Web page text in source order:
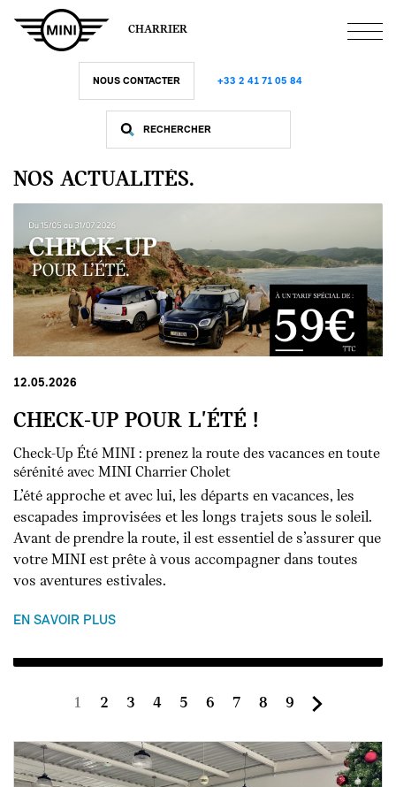
contenu
CHARRIER
NOUS CONTACTER +33 2 41 71 05 84
NOS ACTUALITÉS.
12.05.2026
CHECK-UP POUR L'ÉTÉ !
Check-Up Été MINI : prenez la route des vacances en toute
sérénité avec MINI Charrier Cholet
L’été approche et avec lui, les départs en vacances, les
escapades improvisées et les longs trajets sous le soleil.
Avant de prendre la route, il est essentiel de s’assurer que
votre MINI est prête à vous accompagner dans toutes
vos aventures estivales.
EN SAVOIR PLUS
Page
1 Page
2 Page
3 Page
4 Page
5 Page
6 Page
7 Page
8 Page
9